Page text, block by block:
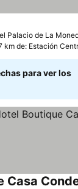
Palacio de La
km de: Estación
para ver los
Casa